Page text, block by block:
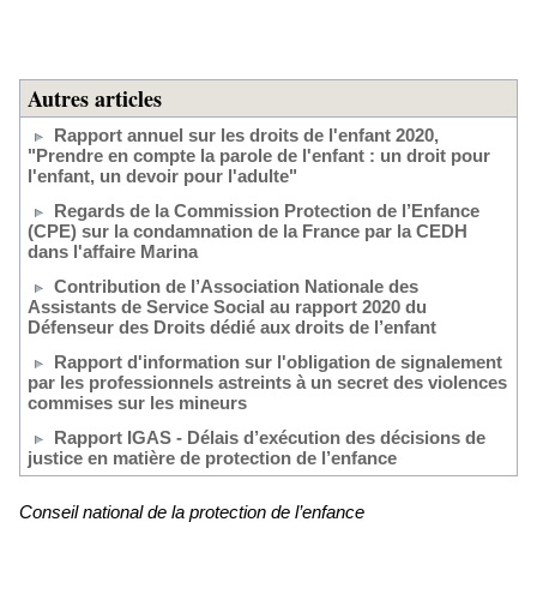
Autres articles
Rapport annuel sur les droits de l'enfant 2020,
"Prendre en compte la parole de l'enfant : un droit pour
l'enfant, un devoir pour l'adulte"
Regards de la Commission Protection de l’Enfance
(CPE) sur la condamnation de la France par la CEDH
dans l'affaire Marina
Contribution de l’Association Nationale des
Assistants de Service Social au rapport 2020 du
Défenseur des Droits dédié aux droits de l’enfant
Rapport d'information sur l'obligation de signalement
par les professionnels astreints à un secret des violences
commises sur les mineurs
Rapport IGAS - Délais d’exécution des décisions de
justice en matière de protection de l’enfance
Conseil national de la protection de l’enfance